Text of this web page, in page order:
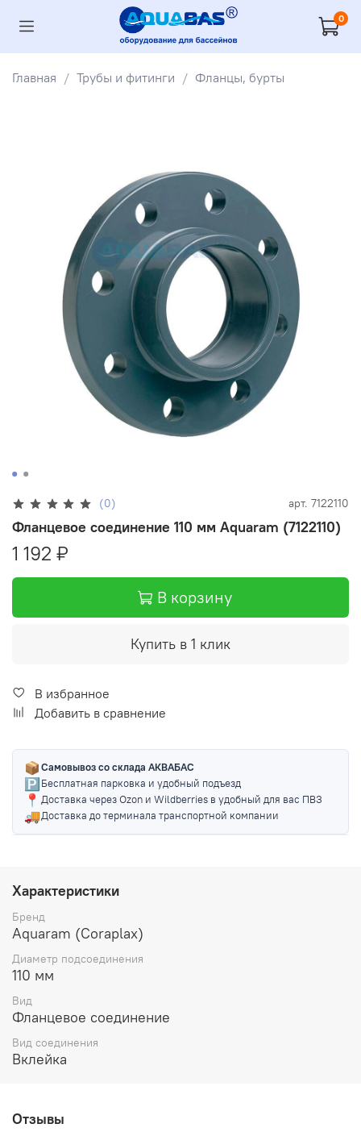
0
Главная Трубы и фитинги Фланцы, бурты
(0) арт. 7122110
Фланцевое соединение 110 мм Aquaram (7122110)
1 192 ₽
В корзину
Купить в 1 клик
В избранное
Добавить в сравнение
📦Самовывоз со склада АКВАБАС
🅿️ Бесплатная парковка и удобный подъезд
📍 Доставка через Ozon и Wildberries в удобный для вас ПВЗ
🚚Доставка до терминала транспортной компании
Характеристики
Бренд
Aquaram (Coraplax)
Диаметр подсоединения
110 мм
Вид
Фланцевое соединение
Вид соединения
Вклейка
Отзывы